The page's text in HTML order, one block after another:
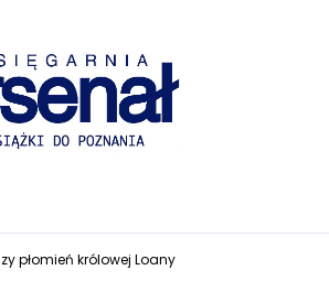
płomień królowej Loany